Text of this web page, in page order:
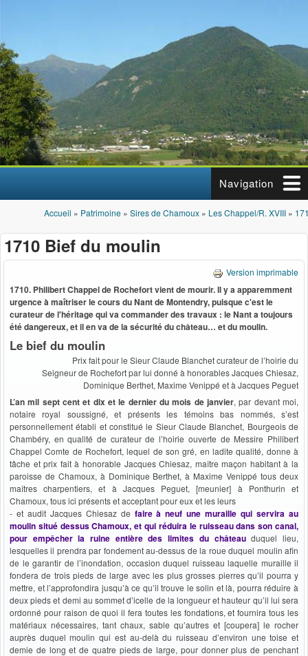
Navigation
Vous êtes ici
Accueil » Patrimoine » Sires de Chamoux » Les Chappel/R. XVIII »
1710 Bief du moulin
Version imprimable
1710. Philibert Chappel de Rochefort vient de mourir. Il y a apparemment
urgence à maîtriser le cours du Nant de Montendry, puisque c'est le
curateur de l'héritage qui va commander des travaux : le Nant a toujours
été dangereux, et il en va de la sécurité du château… et du moulin.
Le bief du moulin
Prix fait pour le Sieur Claude Blanchet curateur de l’hoirie du
Seigneur de Rochefort par lui donné à honorables Jacques Chiesaz,
Dominique Berthet, Maxime Venippé et à Jacques Peguet
L’an mil sept cent et dix et le dernier du mois de janvier, par devant moi,
notaire royal soussigné, et présents les témoins bas nommés, s’est
personnellement établi et constitué le Sieur Claude Blanchet, Bourgeois de
Chambéry, en qualité de curateur de l’hoirie ouverte de Messire Philibert
Chappel Comte de Rochefort, lequel de son gré, en ladite qualité, donne à
tâche et prix fait à honorable Jacques Chiesaz, maître maçon habitant à la
paroisse de Chamoux, à Dominique Berthet, à Maxime Venippé tous deux
maîtres charpentiers, et à Jacques Peguet, [meunier] à Ponthurin et
Chamoux, tous ici présents et acceptant pour eux et les leurs
- et audit Jacques Chiesaz de faire à neuf une muraille qui servira au
moulin situé dessus Chamoux, et qui réduira le ruisseau dans son canal,
pour empêcher la ruine entière des limites du châteauduquel lieu,
lesquelles il prendra par fondement au-dessus de la roue duquel moulin afin
de le garantir de l’inondation, occasion duquel ruisseau laquelle muraille il
fondera de trois pieds de large avec les plus grosses pierres qu’il pourra y
mettre, et l’approfondira jusqu’à ce qu’il trouve le solin et là, pourra réduire à
deux pieds et demi au sommet d’icelle de la longueur et hauteur qu’il lui sera
ordonné pour raison de quoi il fera toutes les fondations, et fournira tous les
matériaux nécessaires, tant chaux, sable qu’autres et [coupera] le rocher
auprès duquel moulin qui est au-delà du ruisseau d’environ une toise et
demie de long et de quatre pieds de large, pour donner plus de penchant